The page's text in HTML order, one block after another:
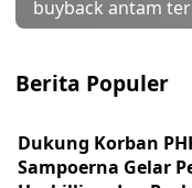
buyback antam
Berita Populer
Dukung Korban
Sampoerna Gelar